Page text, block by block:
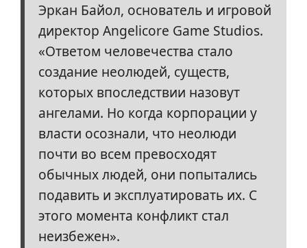
Эркан Байол, основатель и игровой
директор Angelicore Game Studios.
«Ответом человечества стало
создание неолюдей, существ,
которых впоследствии назовут
ангелами. Но когда корпорации у
власти осознали, что неолюди
почти во всем превосходят
обычных людей, они попытались
подавить и эксплуатировать их. С
этого момента конфликт стал
неизбежен».